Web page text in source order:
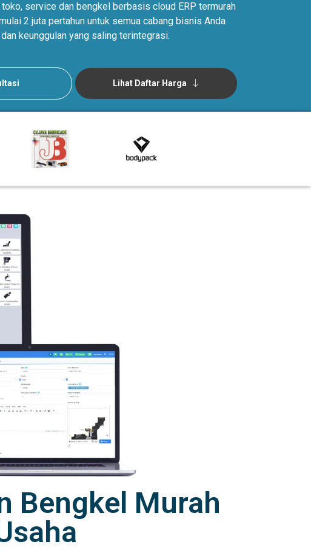
service dan bengkel berbasis cloud ERP termurah
2 juta pertahun untuk semua cabang bisnis Anda
keunggulan yang saling terintegrasi.
Lihat Daftar Harga
Bengkel Murah